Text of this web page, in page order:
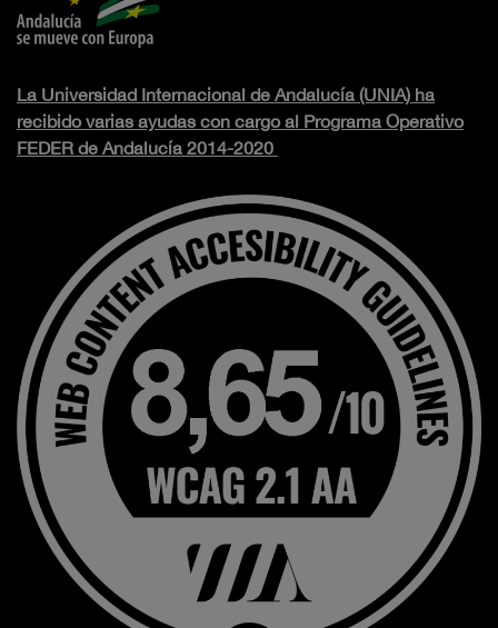
La Universidad Internacional de Andalucía (UNIA) ha
recibido varias ayudas con cargo al Programa Operativo
FEDER de Andalucía 2014-2020